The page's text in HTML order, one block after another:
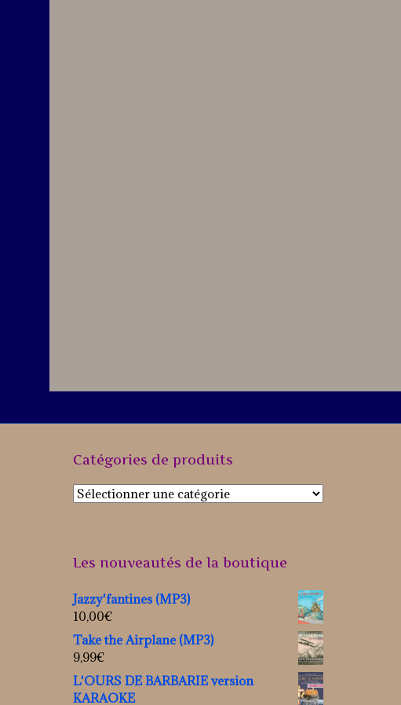
Catégories de produits
Les nouveautés de la boutique
Jazzy'fantines (MP3)
10,00€
Take the Airplane (MP3)
9,99€
L'OURS DE BARBARIE version
KARAOKE